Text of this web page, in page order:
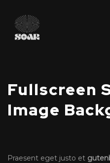
Fullscreen
Image
Praesent eget justo et